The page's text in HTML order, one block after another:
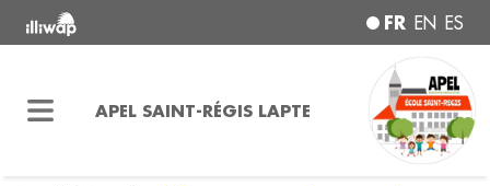
FR EN ES
APEL SAINT-RÉGIS LAPTE